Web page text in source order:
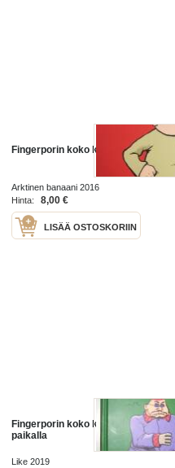
Fingerporin koko kuva 1
Arktinen banaani 2016
Hinta:
8,00 €
LISÄÄ OSTOSKORIIN
Fingerporin koko kuva 6 Rikos
paikalla
Like 2019